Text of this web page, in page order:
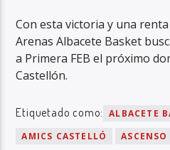
Con esta victoria y una
Arenas Albacete Basket
a Primera FEB el próximo
Castellón.
Etiquetado como:
ALBACETE
AMICS CASTELLÓ
ASCENSO